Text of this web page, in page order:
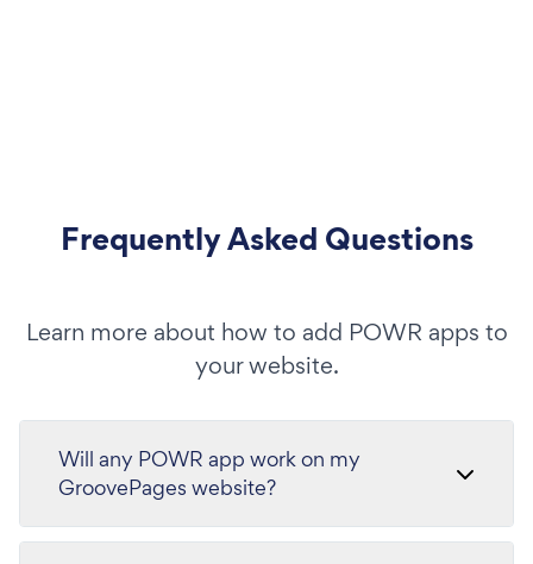
Frequently Asked Questions
Learn more about how to add POWR apps to
your website.
Will any POWR app work on my
GroovePages website?